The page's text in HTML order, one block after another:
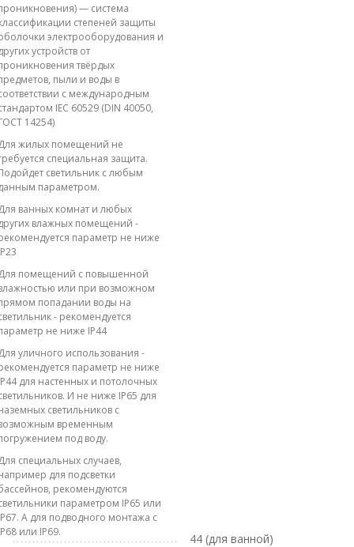
— система
степеней защиты
электрооборудования и
устройств от
твёрдых
пыли и воды в
с международным
IEC 60529 (DIN 40050,
14254)
жилых помещений не
специальная защита.
светильник с любым
параметром.
ванных комнат и любых
влажных помещений -
параметр не ниже
помещений с повышенной
или при возможном
попадании воды на
- рекомендуется
не ниже IP44
уличного использования -
параметр не ниже
для настенных и потолочных
И не ниже IP65 для
светильников с
временным
под воду.
специальных случаев,
для подсветки
рекомендуются
параметром IP65 или
А для подводного монтажа с
или IP69.
44 (для ванной)